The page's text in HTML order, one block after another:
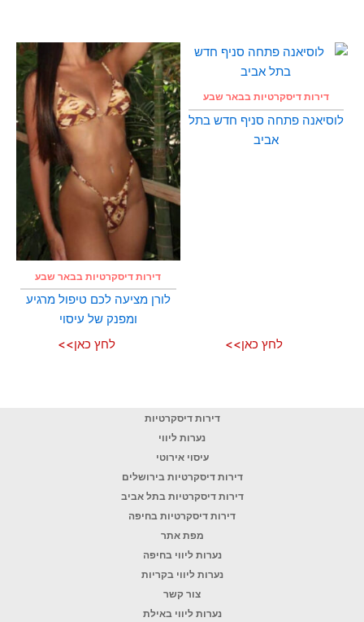
דירות דיסקרטיות בבאר שבע
לוסיאנה פתחה סניף חדש בתל
אביב
לחץ כאן>>
דירות דיסקרטיות בבאר שבע
לורן מציעה לכם טיפול מרגיע
ומפנק של עיסוי
לחץ כאן>>
דירות דיסקרטיות
נערות ליווי
עיסוי אירוטי
דירות דיסקרטיות בירושלים
דירות דיסקרטיות בתל אביב
דירות דיסקרטיות בחיפה
מפת אתר
נערות ליווי בחיפה
נערות ליווי בקריות
צור קשר
נערות ליווי באילת